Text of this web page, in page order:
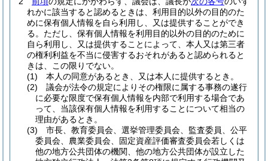
れかに該当すると認めるときは、利用目的以外の目的のた
めに保有個人情報を自ら利用し、又は提供することができ
る。 ただし、保有個人情報を利用目的以外の目的のために
自ら利用し、又は提供することによって、本人又は第三者
の権利利益を不当に侵害するおそれがあると認められると
きは、この限りでない。
(1)
本人の同意があるとき、又は本人に提供するとき。
(2)
議会が法令の規定によりその権限に属する事務の遂行
に必要な限度で保有個人情報を内部で利用する場合であ
って、当該保有個人情報を利用することについて相当の
理由があるとき。
(3)
市長、教育委員会、選挙管理委員会、監査委員、公平
委員会、農業委員会、固定資産評価審査委員会若しくは
他の地方公共団体の機関、他の地方公共団体が設立した